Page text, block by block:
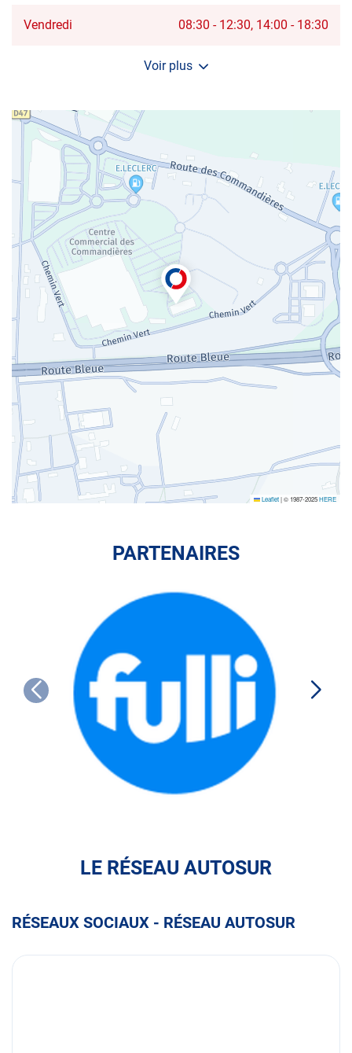
Horaires
Vendredi 08:30 - 12:30 14:00 - 18:30
Voir plus
et
d'ouverture
AUTOSUR
SAINT-
NAZAIRE
IMMACULÉE
Leaflet|© 1987-2025HERE
PARTENAIRES
LE RÉSEAU AUTOSUR
RÉSEAUX SOCIAUX - RÉSEAU AUTOSUR